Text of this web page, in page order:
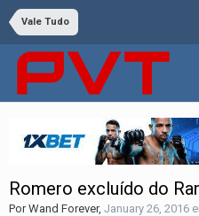
Vale Tudo
Romero excluído do
PorWand Forever, January 26, 2016